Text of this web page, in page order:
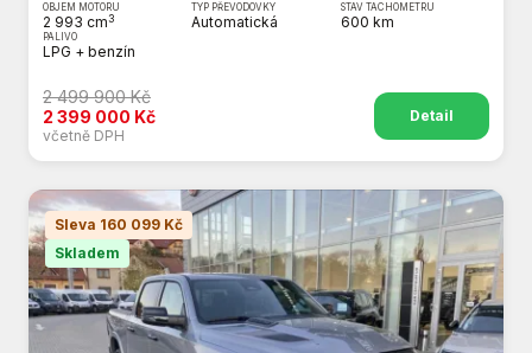
OBJEM MOTORU
2 993 cm3
TYP PŘEVODOVKY
Automatická
STAV TACHOMETRU
600 km
PALIVO
LPG + benzín
2 499 900 Kč
2 399 000 Kč
včetně DPH
Detail
Sleva 160 099 Kč
Skladem